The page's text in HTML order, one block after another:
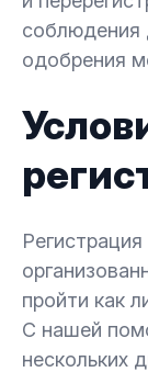
соблюдения
одобрения
пройти как
С нашей
нескольких